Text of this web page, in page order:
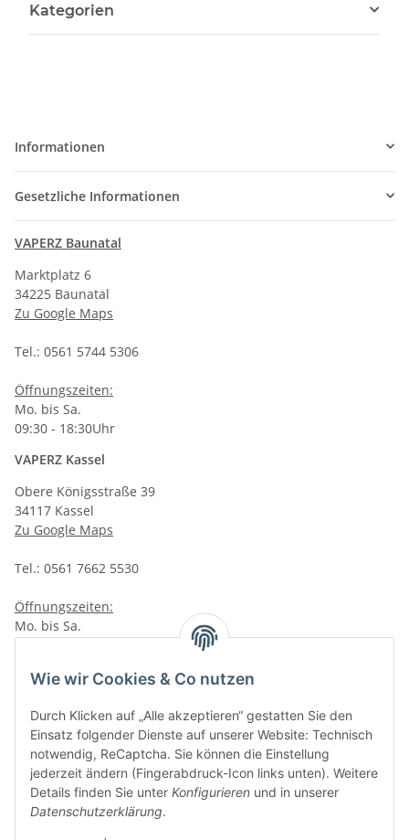
Wie wir Cookies & Co nutzen
Durch Klicken auf „Alle akzeptieren“ gestatten Sie den
Einsatz folgender Dienste auf unserer Website: Technisch
notwendig, ReCaptcha. Sie können die Einstellung
jederzeit ändern (Fingerabdruck-Icon links unten). Weitere
Details finden Sie unter Konfigurieren und in unserer
Datenschutzerklärung.
Kategorien
Informationen
Gesetzliche Informationen
VAPERZ Baunatal
Marktplatz 6
34225 Baunatal
Zu Google Maps
Tel.: 0561 5744 5306
Öffnungszeiten:
Mo. bis Sa.
09:30 - 18:30Uhr
VAPERZ Kassel
Obere Königsstraße 39
34117 Kassel
Zu Google Maps
Tel.: 0561 7662 5530
Öffnungszeiten:
Mo. bis Sa.
VAPERZ Vellmar
Lange Wender 7
34246 Vellmar
Zu Google Maps
Tel.: 0561 9885 9996
Öffnungszeiten: